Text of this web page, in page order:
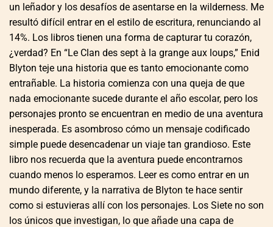
un leñador y los desafíos de asentarse en la wilderness. Me
resultó difícil entrar en el estilo de escritura, renunciando al
14%. Los libros tienen una forma de capturar tu corazón,
¿verdad? En “Le Clan des sept à la grange aux loups,” Enid
Blyton teje una historia que es tanto emocionante como
entrañable. La historia comienza con una queja de que
nada emocionante sucede durante el año escolar, pero los
personajes pronto se encuentran en medio de una aventura
inesperada. Es asombroso cómo un mensaje codificado
simple puede desencadenar un viaje tan grandioso. Este
libro nos recuerda que la aventura puede encontrarnos
cuando menos lo esperamos. Leer es como entrar en un
mundo diferente, y la narrativa de Blyton te hace sentir
como si estuvieras allí con los personajes. Los Siete no son
los únicos que investigan, lo que añade una capa de